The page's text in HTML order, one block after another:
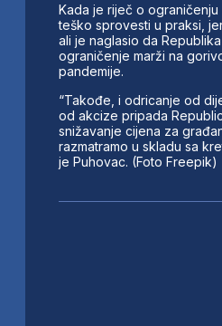
Kada je riječ o
teško sprovesti u praksi,
ali je naglasio da
ograničenje marži na
pandemije.
“Takođe, i odricanje od
od akcize pripada
snižavanje cijena za
razmatramo u skladu sa
je Puhovac. (Foto Freepik)